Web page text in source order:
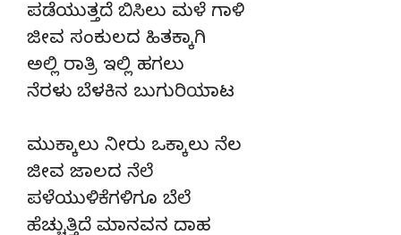
ಪಡೆಯುತ್ತದೆ ಬಿಸಿಲು ಮಳೆ ಗಾಳಿ
ಜೀವ ಸಂಕುಲದ ಹಿತಕ್ಕಾಗಿ
ಅಲ್ಲಿ ರಾತ್ರಿ ಇಲ್ಲಿ ಹಗಲು
ನೆರಳು ಬೆಳಕಿನ ಬುಗುರಿಯಾಟ
ಮುಕ್ಕಾಲು ನೀರು ಒಕ್ಕಾಲು ನೆಲ
ಜೀವ ಜಾಲದ ನೆಲೆ
ಪಳೆಯುಳಿಕೆಗಳಿಗೂ ಬೆಲೆ
ಹೆಚ್ಚುತ್ತಿದೆ ಮಾನವನ ದಾಹ